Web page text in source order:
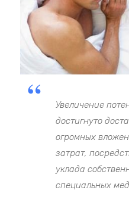
Увеличение
достигнуто
огромных
затрат,
уклада
специальных